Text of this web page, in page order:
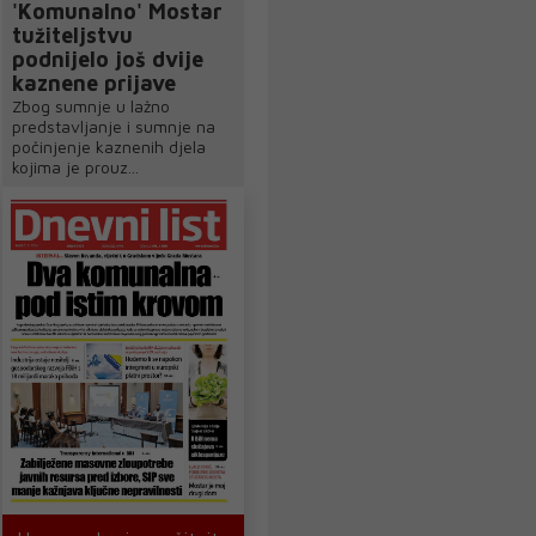
'Komunalno' Mostar
tužiteljstvu
podnijelo još dvije
kaznene prijave
Zbog sumnje u lažno
predstavljanje i sumnje na
počinjenje kaznenih djela
kojima je prouz...